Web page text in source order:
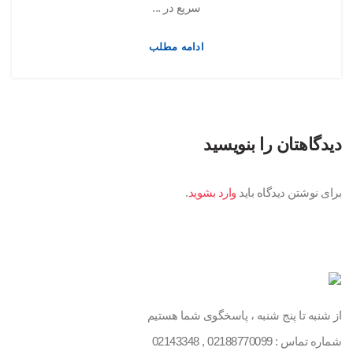
سریع در ...
ادامه مطلب
دیدگاهتان را بنویسید
برای نوشتن دیدگاه باید وارد بشوید.
از شنبه تا پنج شنبه ، پاسخگوی شما هستیم
شماره تماس :02188770099
,
02143348